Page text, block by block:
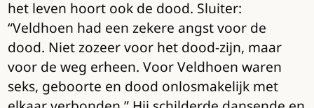
het leven hoort ook de dood. Sluiter:
“Veldhoen had een zekere angst voor de
dood. Niet zozeer voor het dood-zijn, maar
voor de weg erheen. Voor Veldhoen waren
seks, geboorte en dood onlosmakelijk met